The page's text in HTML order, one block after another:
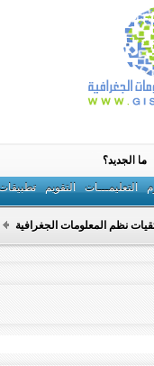
التعليمـــات التقويم
ما الجديد؟
نظم المعلومات الجغرافية